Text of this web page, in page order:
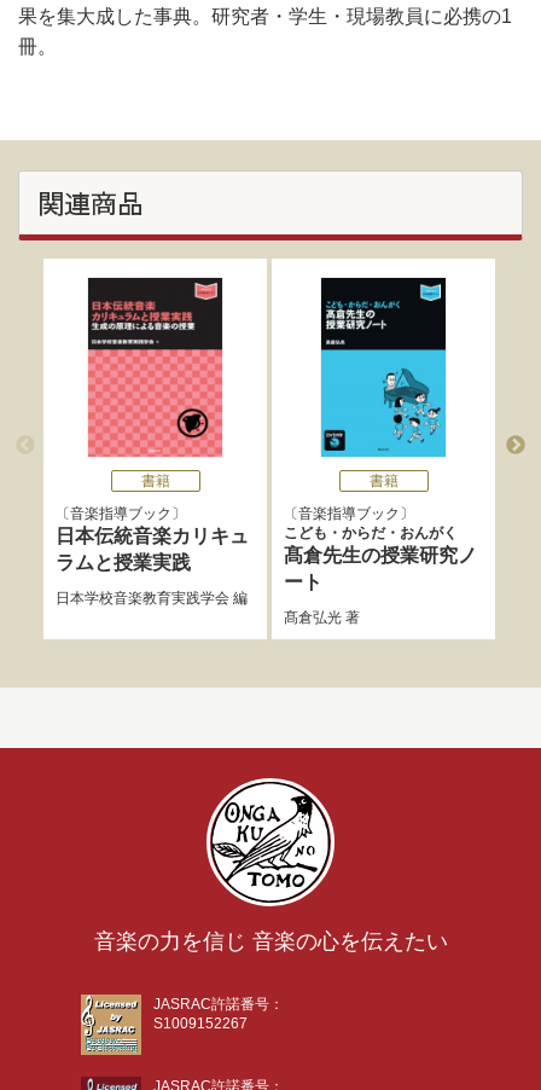
果を集大成した事典。研究者・学生・現場教員に必携の1
冊。
関連商品
書籍
音楽指導ブック
日本伝統音楽カリキュ
ラムと授業実践
日本学校音楽教育実践学会編
書籍
音楽指導ブック
こども・からだ・おんがく
髙倉先生の授業研究ノ
ート
髙倉弘光著
音楽の力を信じ 音楽の心を伝えたい
JASRAC許諾番号：
S1009152267
JASRAC許諾番号：